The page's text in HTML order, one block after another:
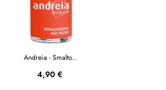
Andreia - Smalto...
Prezzo
4,90 €